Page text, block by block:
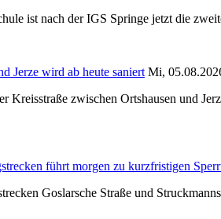
ist nach der IGS Springe jetzt die
Jerze wird ab heute saniert Mi,
Kreisstraße zwischen Ortshausen und
führt morgen zu kurzfristigen
Goslarsche Straße und